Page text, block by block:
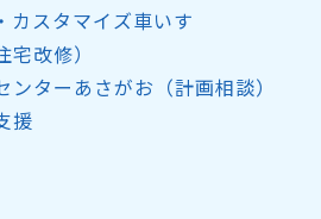
カスタマイズ車いす
改修）
ターあさがお（計画相談）
援